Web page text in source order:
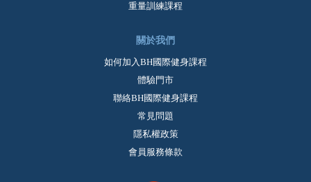
重量訓練課程
關於我們
如何加入BH國際健身課程
體驗門市
聯絡BH國際健身課程
常見問題
隱私權政策
會員服務條款